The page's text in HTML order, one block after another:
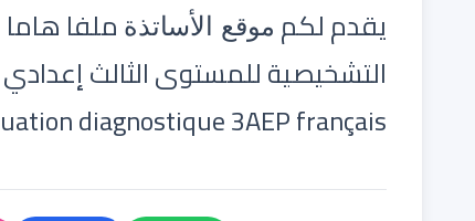
يقدم لكم موقع الأساتذة ملفا
التشخيصية للمستوى الثالث
diagnostique 3AEP français.